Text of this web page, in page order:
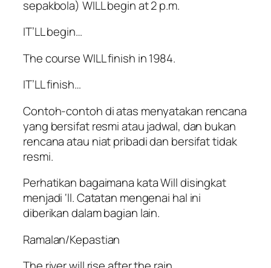
sepakbola) WILL begin at 2 p.m.
IT’LL begin…
The course WILL finish in 1984.
IT’LL finish…
Contoh-contoh di atas menyatakan rencana
yang bersifat resmi atau jadwal, dan bukan
rencana atau niat pribadi dan bersifat tidak
resmi.
Perhatikan bagaimana kata Will disingkat
menjadi ‘ll. Catatan mengenai hal ini
diberikan dalam bagian lain.
Ramalan/Kepastian